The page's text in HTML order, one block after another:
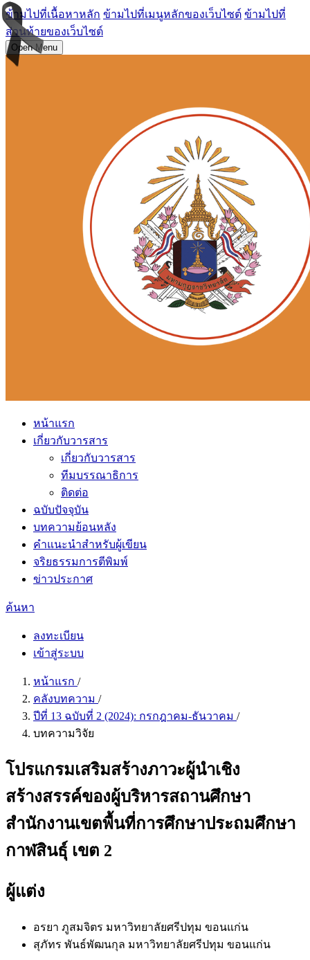
ข้ามไปที่เนื้อหาหลัก ข้ามไปที่เมนูหลักของเว็บไซต์ ข้ามไปที่
ส่วนท้ายของเว็บไซต์
Open Menu
หน้าแรก
เกี่ยวกับวารสาร
เกี่ยวกับวารสาร
ทีมบรรณาธิการ
ติดต่อ
ฉบับปัจจุบัน
บทความย้อนหลัง
คำแนะนำสำหรับผู้เขียน
จริยธรรมการตีพิมพ์
ข่าวประกาศ
ค้นหา
ลงทะเบียน
เข้าสู่ระบบ
หน้าแรก /
คลังบทความ /
ปีที่ 13 ฉบับที่ 2 (2024): กรกฎาคม-ธันวาคม /
บทความวิจัย
โปรแกรมเสริมสร้างภาวะผู้นำเชิง
สร้างสรรค์ของผู้บริหารสถานศึกษา
สำนักงานเขตพื้นที่การศึกษาประถมศึกษา
กาฬสินธุ์ เขต 2
ผู้แต่ง
อรยา ภูสมจิตร มหาวิทยาลัยศรีปทุม ขอนแก่น
สุภัทร พันธ์พัฒนกุล มหาวิทยาลัยศรีปทุม ขอนแก่น